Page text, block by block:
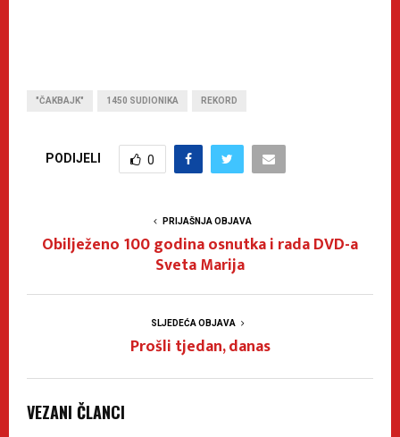
"ČAKBAJK" 1450 SUDIONIKA REKORD
PODIJELI 0
PRIJAŠNJA OBJAVA
Obilježeno 100 godina osnutka i rada DVD-a
Sveta Marija
SLJEDEĆA OBJAVA
Prošli tjedan, danas
VEZANI ČLANCI